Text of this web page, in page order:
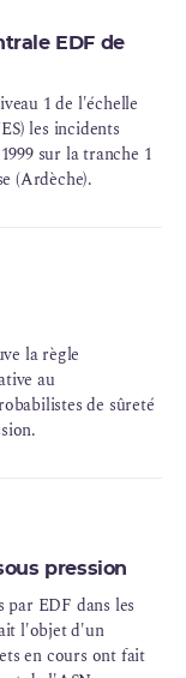
EDF de
1 de l'échelle
) les incidents
sur latranche 1
(Ardèche).
la règle
au
de sûreté
pression
par EDF dans les
l'objet d'un
en cours ont fait